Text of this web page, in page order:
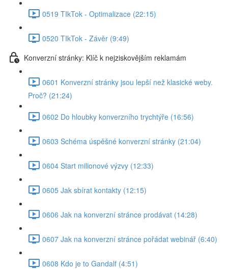
0519 TIkTok - Optimalizace (22:15)
0520 TIkTok - Závěr (9:49)
Konverzní stránky: Klíč k nejziskovějším reklamám
0601 Konverzní stránky jsou lepší než klasické weby.
Proč? (21:24)
0602 Do hloubky konverzního trychtýře (16:56)
0603 Schéma úspěšné konverzní stránky (21:04)
0604 Start milionové výzvy (12:33)
0605 Jak sbírat kontakty (12:15)
0606 Jak na konverzní stránce prodávat (14:28)
0607 Jak na konverzní stránce pořádat webinář (6:40)
0608 Kdo je to Gandalf (4:51)